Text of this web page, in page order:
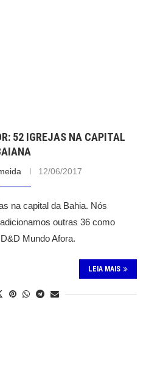
52 IGREJAS NA CAPITAL
12/06/2017
na capital da Bahia. Nós
outras 36 como
Mundo Afora.
LEIA MAIS